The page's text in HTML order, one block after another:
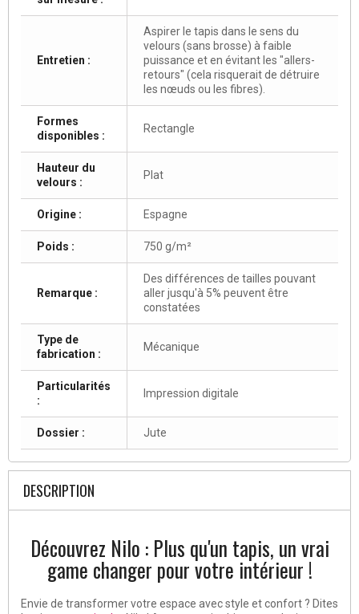
Entretien :
Aspirer le tapis dans le sens du
velours (sans brosse) à faible
puissance et en évitant les "allers-
retours" (cela risquerait de détruire
les nœuds ou les fibres).
Formes
disponibles :
Rectangle
Hauteur du
velours :
Plat
Origine : Espagne
Poids : 750 g/m²
Remarque :
Des différences de tailles pouvant
aller jusqu'à 5% peuvent être
constatées
Type de
fabrication :
Mécanique
Particularités
:
Impression digitale
Dossier : Jute
DESCRIPTION
Découvrez Nilo : Plus qu'un tapis, un vrai
game changer pour votre intérieur !
Envie de transformer votre espace avec style et confort ? Dites